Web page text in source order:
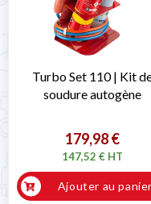
Turbo Set 110 | Kit
soudure autogène
179,98 €
147,52 € HT
Ajouter au panier